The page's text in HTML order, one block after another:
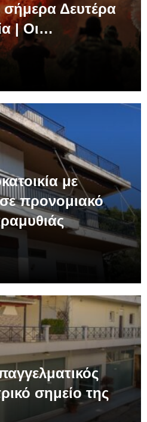
σήμερα Δευτέρα
| Οι…
με
προνομιακό
σημείο της